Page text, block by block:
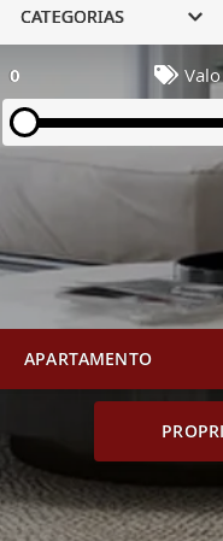
CATEGORIAS
0
APARTAMENTO